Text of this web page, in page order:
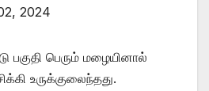
2024
பகுதி பெரும் மழையினால்
உருக்குலைந்தது.